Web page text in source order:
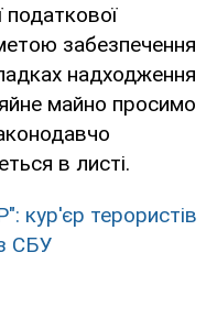
податкової
забезпечення
надходження
майно просимо
в листі.
кур'єр терористів
СБУ